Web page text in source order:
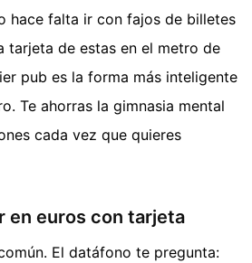
hace falta ir con fajos de billetes
tarjeta de estas en el metro de
pub es la forma más inteligente
Te ahorras la gimnasia mental
cada vez que quieres
en euros con tarjeta
El datáfono te pregunta: